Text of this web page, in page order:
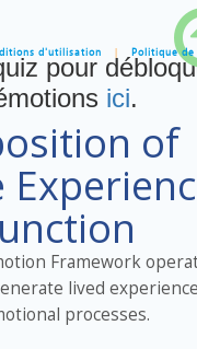
of
Framework
lived
processes.
pour
ici.
d'utilisation | Politique